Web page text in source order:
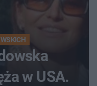
w USA.